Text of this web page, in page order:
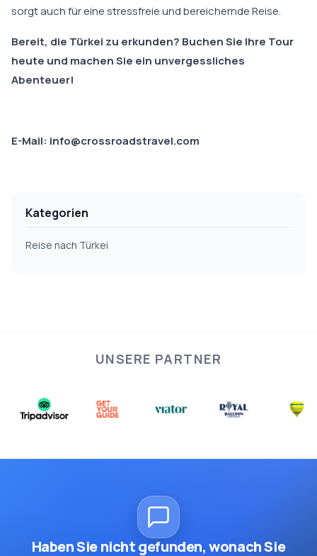
sorgt auch für eine stressfreie und bereichernde Reise.
Bereit, die Türkei zu erkunden? Buchen Sie Ihre Tour
heute und machen Sie ein unvergessliches
Abenteuer!
E-Mail: info@crossroadstravel.com
Kategorien
Reise nach Türkei
UNSERE PARTNER
Haben Sie nicht gefunden, wonach Sie